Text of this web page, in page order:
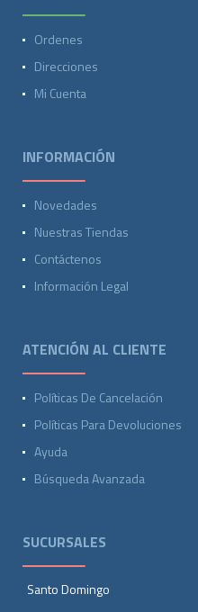
Ordenes
Direcciones
Mi Cuenta
INFORMACIÓN
Novedades
Nuestras Tiendas
Contáctenos
Información Legal
ATENCIÓN AL CLIENTE
Políticas De Cancelación
Políticas Para Devoluciones
Ayuda
Búsqueda Avanzada
SUCURSALES
Santo Domingo